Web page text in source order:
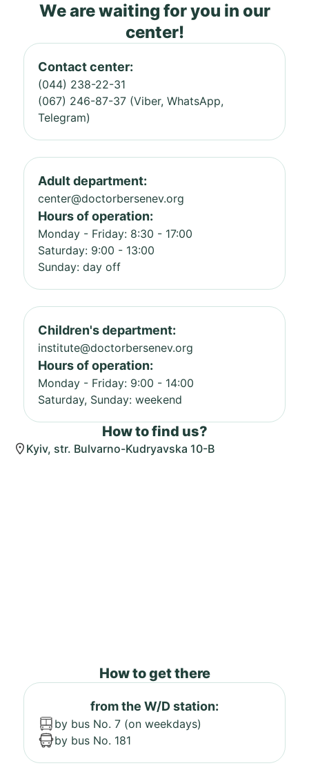
We are waiting for you in our
center!
Contact center:
(044) 238-22-31
(067) 246-87-37 (Viber, WhatsApp,
Telegram)
Adult department:
center@doctorbersenev.org
Hours of operation:
Monday - Friday: 8:30 - 17:00
Saturday: 9:00 - 13:00
Sunday: day off
Children's department:
institute@doctorbersenev.org
Hours of operation:
Monday - Friday: 9:00 - 14:00
Saturday, Sunday: weekend
How to find us?
Kyiv, str. Bulvarno-Kudryavska 10-B
How to get there
from the W/D station:
by bus No. 7 (on weekdays)
by bus No. 181